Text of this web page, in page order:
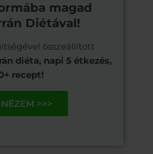
magad
Diétával!
összeállított
diéta, napi 5 étkezés,
recept!
>>>